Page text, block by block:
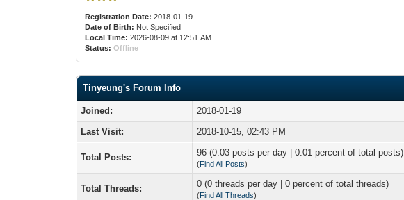
Registration Date: 2018-01-19
Date of Birth: Not Specified
Local Time: 2026-08-09 at 12:51 AM
Status: Offline
Tinyeung's Forum Info
Joined:
2018-01-19
Last Visit:
2018-10-15, 02:43 PM
Total Posts: 96 (0.03 posts per day | 0.01 percent of total posts)
(Find All Posts)
Total Threads: 0 (0 threads per day | 0 percent of total threads)
(Find All Threads)